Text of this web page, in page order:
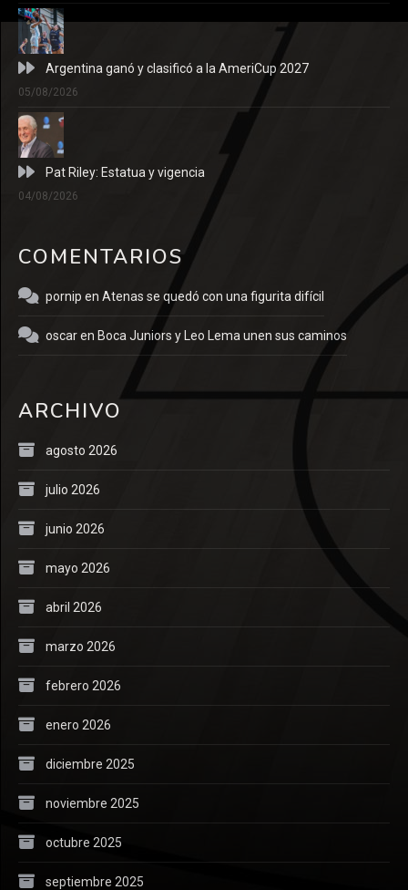
Argentina ganó y clasificó a la AmeriCup 2027
05/08/2026
Pat Riley: Estatua y vigencia
04/08/2026
COMENTARIOS
pornip en Atenas se quedó con una figurita difícil
oscaren Boca Juniors y Leo Lema unen sus caminos
ARCHIVO
agosto 2026
julio 2026
junio 2026
mayo 2026
abril 2026
marzo 2026
febrero 2026
enero 2026
diciembre 2025
noviembre 2025
octubre 2025
septiembre 2025